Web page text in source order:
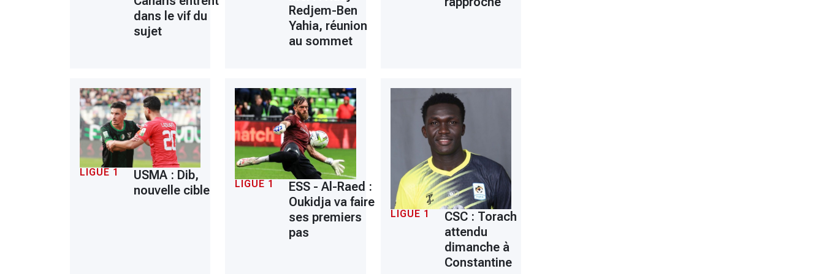
dans le vif du
sujet
Redjem-Ben
Yahia, réunion
au sommet
LIGUE 1
USMA : Dib,
nouvelle cible
LIGUE 1
ESS - Al-Raed :
Oukidja va faire
ses premiers
pas
LIGUE 1
CSC : Torach
attendu
dimanche à
Constantine